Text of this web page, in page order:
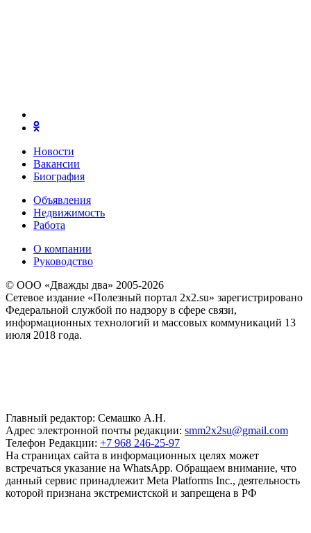
Новости
Вакансии
Биография
Объявления
Недвижимость
Работа
О компании
Руководство
© ООО «Дважды два» 2005-2026
Сетевое издание «Полезный портал 2x2.su» зарегистрировано
Федеральной службой по надзору в сфере связи,
информационных технологий и массовых коммуникаций 13
июля 2018 года.
Главный редактор: Семашко А.Н.
Адрес электронной почты редакции: smm2x2su@gmail.com
Телефон Редакции: +7 968 246-25-97
На страницах сайта в информационных целях может
встречаться указание на WhatsApp. Обращаем внимание, что
данный сервис принадлежит Meta Platforms Inc., деятельность
которой признана экстремистской и запрещена в РФ